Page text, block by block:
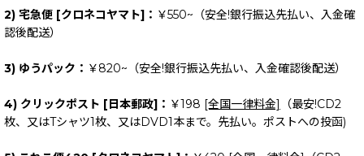
2) 宅急便 [クロネコヤマト]： ￥550~（安全!銀行振込先払い、入金確
認後配送）
3) ゆうパック： ￥820~（安全!銀行振込先払い、入金確認後配送）
4) クリックポスト [日本郵政]： ￥198 [全国一律料金]
（最安!CD2
枚、又はTシャツ1枚、又はDVD1本まで。先払い。ポストへの投函)